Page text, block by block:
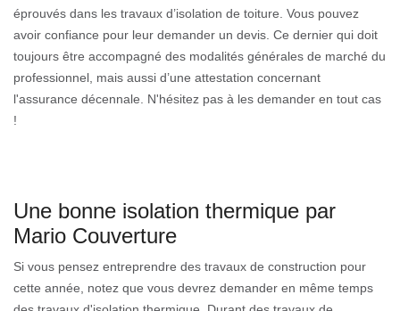
éprouvés dans les travaux d’isolation de toiture. Vous pouvez
avoir confiance pour leur demander un devis. Ce dernier qui doit
toujours être accompagné des modalités générales de marché du
professionnel, mais aussi d’une attestation concernant
l'assurance décennale. N'hésitez pas à les demander en tout cas
!
Une bonne isolation thermique par
Mario Couverture
Si vous pensez entreprendre des travaux de construction pour
cette année, notez que vous devrez demander en même temps